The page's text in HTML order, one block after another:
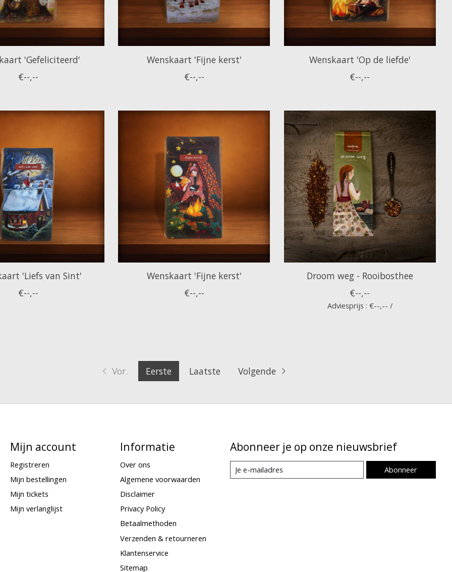
'Gefeliciteerd'
€--,--
Wenskaart 'Fijne kerst'
€--,--
Wenskaart 'Op de liefde'
€--,--
'Liefs van Sint'
€--,--
Wenskaart 'Fijne kerst'
€--,--
Droom weg - Rooibosthee
€--,--
Adviesprijs : €--,-- /
Vor. Eerste Laatste Volgende
Mijn account
Registreren
Mijn bestellingen
Mijn tickets
Mijn verlanglijst
Informatie
Over ons
Algemene voorwaarden
Disclaimer
Privacy Policy
Betaalmethoden
Verzenden & retourneren
Klantenservice
Sitemap
Abonneer je op onze nieuwsbrief
Abonneer